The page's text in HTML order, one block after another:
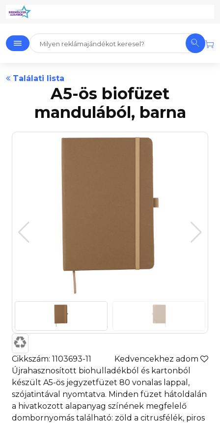
Találati lista
A5-ös biofüzet
mandulából, barna
Cikkszám: 1103693-11
Kedvencekhez adom
Újrahasznosított biohulladékból és kartonból
készült A5-ös jegyzetfüzet 80 vonalas lappal,
szójatintával nyomtatva. Minden füzet hátoldalán
a hivatkozott alapanyag színének megfelelő
dombornyomás található: zöld a citrusfélék, piros